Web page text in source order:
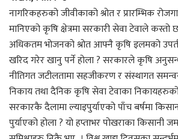
नागरिकहरुको जीवीकाको श्रोत र प्रारम्भिक
मानिएको कृषि क्षेत्रमा सरकारी सेवा टेवाले कस्तो
अधिकतम भोजनको श्रोत आफ्नै कृषि इलमको
खरिद गरेर खानु पर्ने होला ? सरकारले कृषि
नीतिगत जटीलतामा सहजीकरण र संस्थागत
निकाय तथा दैनिक कृषि सेवा टेवाका
सरकारकै दैलामा ल्याइपुर्याएको पाँच बर्षमा
पुर्याएको होला ? यो हप्ताभर पोखराका किसानी